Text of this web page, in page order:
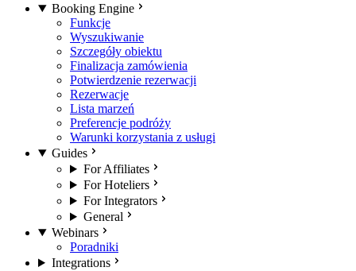
Booking Engine
Funkcje
Wyszukiwanie
Szczegóły obiektu
Finalizacja zamówienia
Potwierdzenie rezerwacji
Rezerwacje
Lista marzeń
Preferencje podróży
Warunki korzystania z usługi
Guides
For Affiliates
For Hoteliers
For Integrators
General
Webinars
Poradniki
Integrations